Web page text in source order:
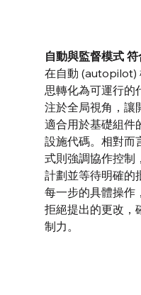
自動與監督模式
在自動 (autopilot)
思轉化為可運行的
注於全局視角，讓
適合用於基礎組件
設施代碼。相對而
式則強調協作控制
計劃並等待明確的
每一步的具體操作
拒絕提出的更改，
制力。